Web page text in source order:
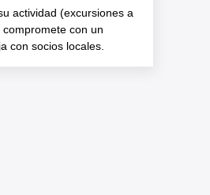
actividad (excursiones a
con un
con socios locales.